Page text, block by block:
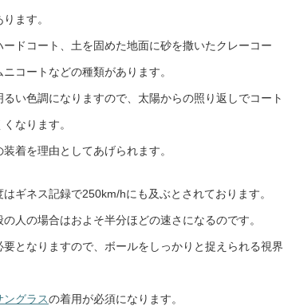
ます。
ドコート、土を固めた地面に砂を撒いたクレーコー
コートなどの種類があります。
い色調になりますので、太陽からの照り返しでコート
なります。
装着を理由としてあげられます。
ギネス記録で250km/hにも及ぶとされております。
人の場合はおよそ半分ほどの速さになるのです。
となりますので、ボールをしっかりと捉えられる視界
ングラスの着用が必須になります。